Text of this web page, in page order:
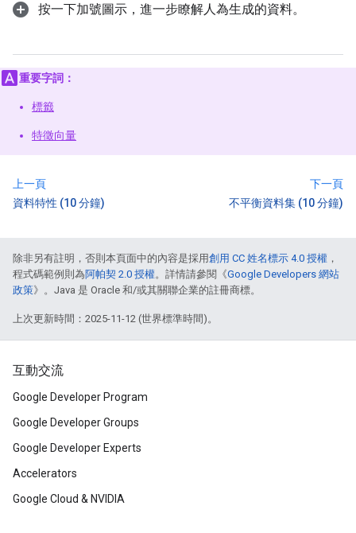
按一下加號圖示，進一步瞭解人為生成的資料。
重要字詞：
標籤
特徵向量
上一頁
資料特性 (10 分鐘)
下一頁
不平衡資料集 (10 分鐘)
除非另有註明，否則本頁面中的內容是採用創用 CC 姓名標示 4.0 授權 ，
程式碼範例則為阿帕契 2.0 授權。詳情請參閱《Google Developers 網站
政策》。Java 是 Oracle 和/或其關聯企業的註冊商標。
上次更新時間：2025-11-12 (世界標準時間)。
互動交流
Google Developer Program
Google Developer Groups
Google Developer Experts
Accelerators
Google Cloud & NVIDIA